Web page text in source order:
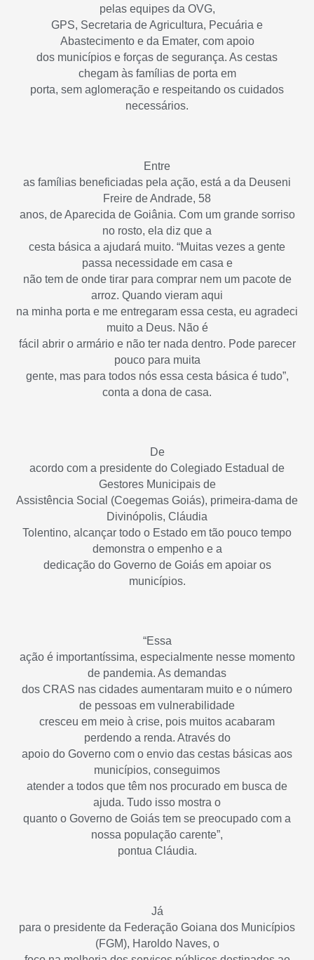
pelas equipes da OVG,
GPS, Secretaria de Agricultura, Pecuária e
Abastecimento e da Emater, com apoio
dos municípios e forças de segurança. As cestas
chegam às famílias de porta em
porta, sem aglomeração e respeitando os cuidados
necessários.
Entre
as famílias beneficiadas pela ação, está a da Deuseni
Freire de Andrade, 58
anos, de Aparecida de Goiânia. Com um grande sorriso
no rosto, ela diz que a
cesta básica a ajudará muito. “Muitas vezes a gente
passa necessidade em casa e
não tem de onde tirar para comprar nem um pacote de
arroz. Quando vieram aqui
na minha porta e me entregaram essa cesta, eu agradeci
muito a Deus. Não é
fácil abrir o armário e não ter nada dentro. Pode parecer
pouco para muita
gente, mas para todos nós essa cesta básica é tudo”,
conta a dona de casa.
De
acordo com a presidente do Colegiado Estadual de
Gestores Municipais de
Assistência Social (Coegemas Goiás), primeira-dama de
Divinópolis, Cláudia
Tolentino, alcançar todo o Estado em tão pouco tempo
demonstra o empenho e a
dedicação do Governo de Goiás em apoiar os
municípios.
“Essa
ação é importantíssima, especialmente nesse momento
de pandemia. As demandas
dos CRAS nas cidades aumentaram muito e o número
de pessoas em vulnerabilidade
cresceu em meio à crise, pois muitos acabaram
perdendo a renda. Através do
apoio do Governo com o envio das cestas básicas aos
municípios, conseguimos
atender a todos que têm nos procurado em busca de
ajuda. Tudo isso mostra o
quanto o Governo de Goiás tem se preocupado com a
nossa população carente”,
pontua Cláudia.
Já
para o presidente da Federação Goiana dos Municípios
(FGM), Haroldo Naves, o